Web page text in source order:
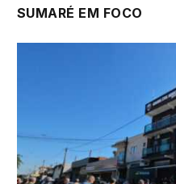
SUMARÉ EM FOCO